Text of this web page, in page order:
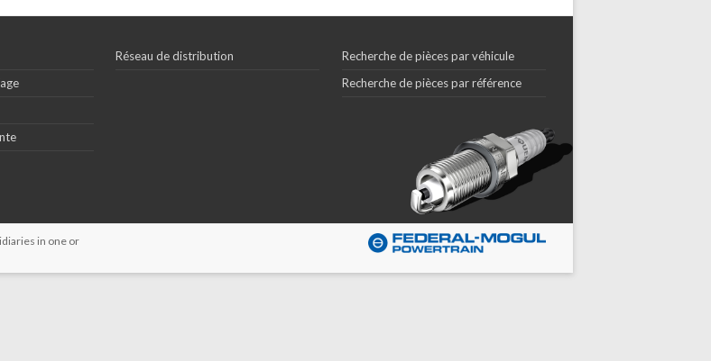
Réseau de distribution
Recherche de pièces par véhicule
Recherche de pièces par référence
in one or